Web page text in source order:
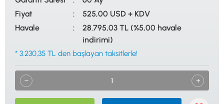
0533 061 73 68 0533 206 6086 0212 222 12 61
© 2024 Tevafuk Elektronik LTD. ŞTİ.
Dedektör Dünyası, lider dünya markası dedektörlerin
Fiyat
525,00 USD + KDV
Havale
28.795,03 TL (%5,00 havale
indirimi)
* 3.230,35 TL den başlayan taksitlerle!